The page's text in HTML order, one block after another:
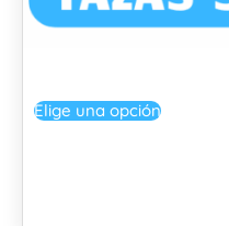
Elige una opción